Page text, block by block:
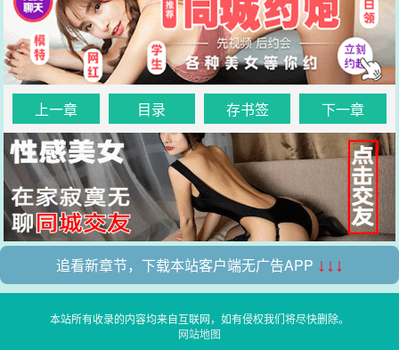
上一章 目录 存书签 下一章
追看新章节，下载本站客户端无广告APP ↓↓↓
本站所有收录的内容均来自互联网，如有侵权我们将尽快删除。
网站地图